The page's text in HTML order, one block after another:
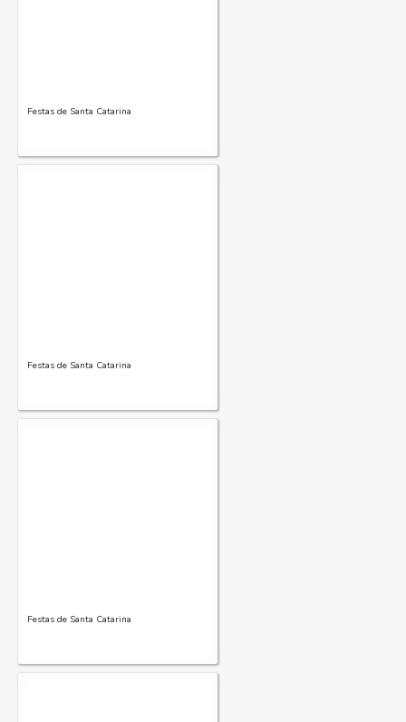
Festas de Santa Catarina
Festas de Santa Catarina
Festas de Santa Catarina